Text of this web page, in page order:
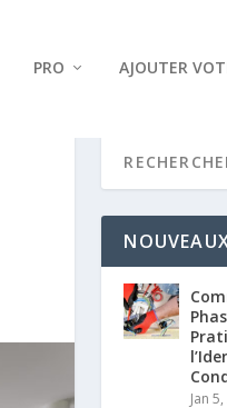
PRO AJOUTER
Jan